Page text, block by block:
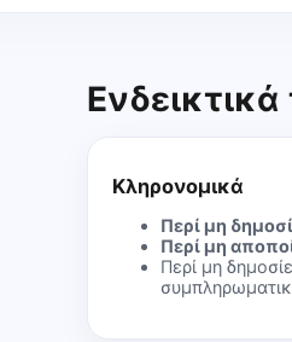
Ενδεικτικά
Κληρονομικά
Περί μη
Περί μη
Περί μη